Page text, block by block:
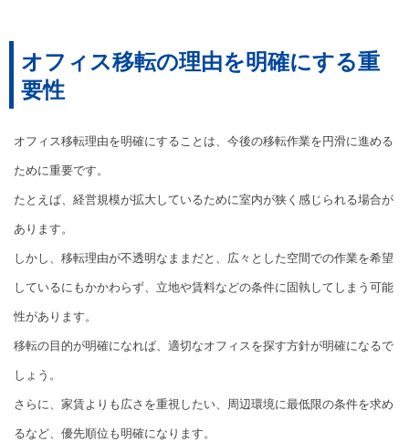
オフィス移転の理由を明確にする重
要性
オフィス移転理由を明確にすることは、今後の移転作業を円滑に進める
ために重要です。
たとえば、経営規模が拡大しているために室内が狭く感じられる場合が
あります。
しかし、移転理由が不透明なままだと、広々とした空間での作業を希望
しているにもかかわらず、立地や賃料などの条件に固執してしまう可能
性があります。
移転の目的が明確になれば、適切なオフィスを探す方針が明確になるで
しょう。
さらに、家賃よりも広さを重視したい、周辺環境に最低限の条件を求め
るなど、優先順位も明確になります。